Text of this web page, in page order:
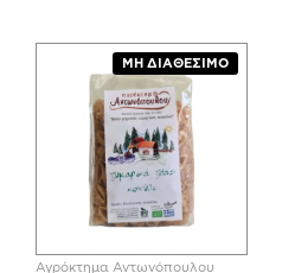
ΜΗ ΔΙΑΘΈΣΙΜΟ
Αγρόκτημα Αντωνόπουλου